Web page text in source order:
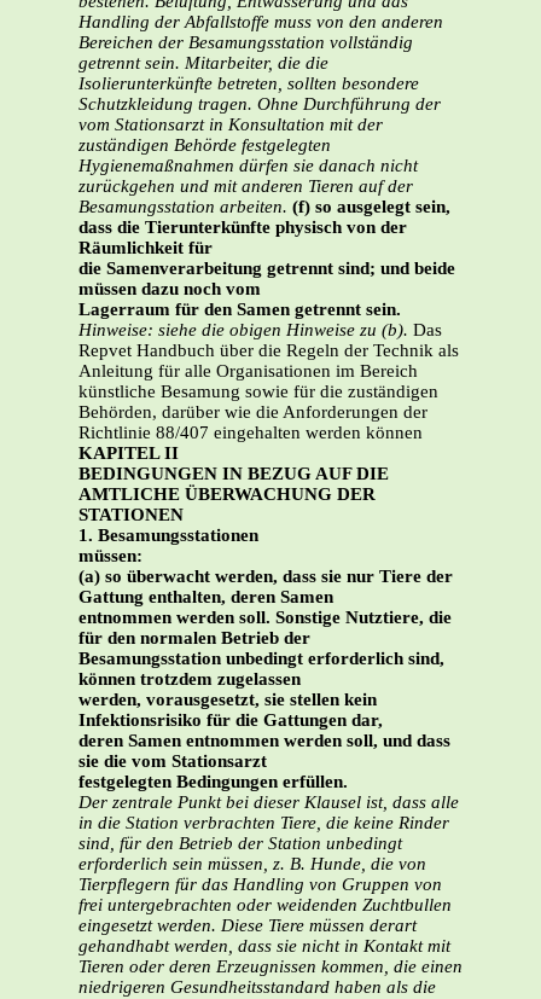
Handling der Abfallstoffe muss von den anderen
Bereichen der Besamungsstation vollständig
getrennt sein. Mitarbeiter, die die
Isolierunterkünfte betreten, sollten besondere
Schutzkleidung tragen. Ohne Durchführung der
vom Stationsarzt in Konsultation mit der
zuständigen Behörde festgelegten
Hygienemaßnahmen dürfen sie danach nicht
zurückgehen und mit anderen Tieren auf der
Besamungsstation arbeiten. (f) so ausgelegt sein,
dass die Tierunterkünfte physisch von der
Räumlichkeit für
die Samenverarbeitung getrennt sind; und beide
müssen dazu noch vom
Lagerraum für den Samen getrennt sein.
Hinweise: siehe die obigen Hinweise zu (b). Das
Repvet Handbuch über die Regeln der Technik als
Anleitung für alle Organisationen im Bereich
künstliche Besamung sowie für die zuständigen
Behörden, darüber wie die Anforderungen der
Richtlinie 88/407 eingehalten werden können
KAPITEL II
BEDINGUNGEN IN BEZUG AUF DIE
AMTLICHE ÜBERWACHUNG DER
STATIONEN
1. Besamungsstationen
müssen:
(a) so überwacht werden, dass sie nur Tiere der
Gattung enthalten, deren Samen
entnommen werden soll. Sonstige Nutztiere, die
für den normalen Betrieb der
Besamungsstation unbedingt erforderlich sind,
können trotzdem zugelassen
werden, vorausgesetzt, sie stellen kein
Infektionsrisiko für die Gattungen dar,
deren Samen entnommen werden soll, und dass
sie die vom Stationsarzt
festgelegten Bedingungen erfüllen.
Der zentrale Punkt bei dieser Klausel ist, dass alle
in die Station verbrachten Tiere, die keine Rinder
sind, für den Betrieb der Station unbedingt
erforderlich sein müssen, z. B. Hunde, die von
Tierpflegern für das Handling von Gruppen von
frei untergebrachten oder weidenden Zuchtbullen
eingesetzt werden. Diese Tiere müssen derart
gehandhabt werden, dass sie nicht in Kontakt mit
Tieren oder deren Erzeugnissen kommen, die einen
niedrigeren Gesundheitsstandard haben als die